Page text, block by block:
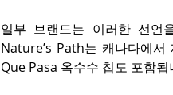
일부 브랜드는 이러한 선언
Nature’s Path는 캐나다에
Que Pasa 옥수수 칩도 포함